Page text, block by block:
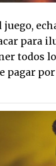
juego,
para
todos
pagar